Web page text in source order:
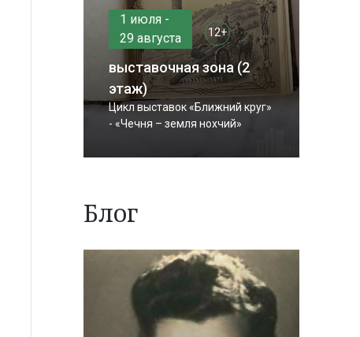
1 июля -
29 августа
12+
выставочная зона (2
этаж)
Цикл выставок «Ближний круг»
- «Чечня – земля нохчий»
Блог